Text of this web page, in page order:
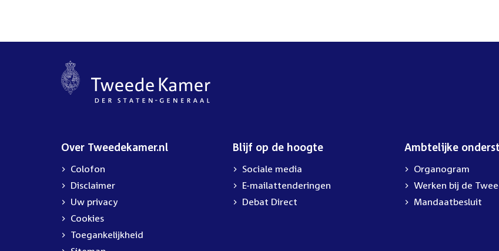
Over Tweedekamer.nl
Colofon
Disclaimer
Uw privacy
Cookies
Toegankelijkheid
Blijf op de hoogte
Sociale media
E-mailattenderingen
Debat Direct
Ambtelijke
Organogram
External
link:
Werken bij de
Mandaatbesluit